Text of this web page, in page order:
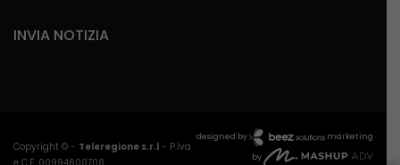
INVIA NOTIZIA
Copyright © - Teleregione s.r.l - P.Iva
designed by
marketing
by